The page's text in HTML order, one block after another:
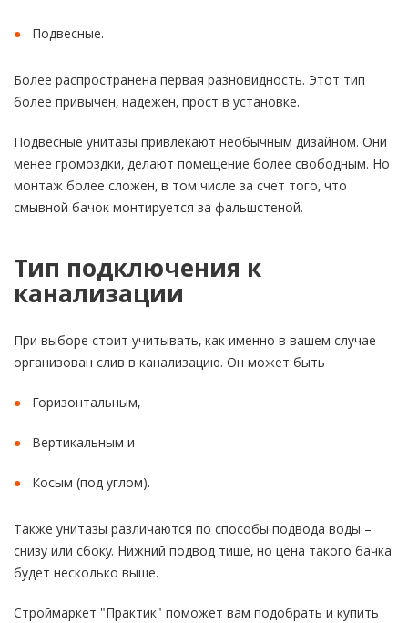
Подвесные.
Более распространена первая разновидность. Этот тип
более привычен, надежен, прост в установке.
Подвесные унитазы привлекают необычным дизайном. Они
менее громоздки, делают помещение более свободным. Но
монтаж более сложен, в том числе за счет того, что
смывной бачок монтируется за фальшстеной.
Тип подключения к
канализации
При выборе стоит учитывать, как именно в вашем случае
организован слив в канализацию. Он может быть
Горизонтальным,
Вертикальным и
Косым (под углом).
Также унитазы различаются по способы подвода воды –
снизу или сбоку. Нижний подвод тише, но цена такого бачка
будет несколько выше.
Строймаркет "Практик" поможет вам подобрать и купить